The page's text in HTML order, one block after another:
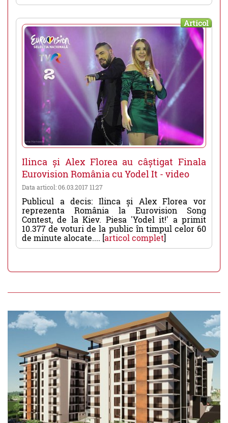
Articol
Ilinca și Alex Florea au câștigat Finala
Eurovision România cu Yodel It - video
Data articol: 06.03.2017 11:27
Publicul a decis: Ilinca și Alex Florea vor
reprezenta România la Eurovision Song
Contest, de la Kiev. Piesa 'Yodel it!' a primit
10.377 de voturi de la public în timpul celor 60
de minute alocate.... [articol complet]